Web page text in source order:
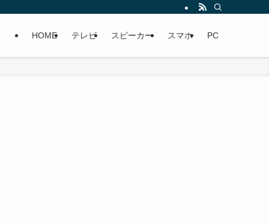
HOME テレビ スピーカー スマホ PC